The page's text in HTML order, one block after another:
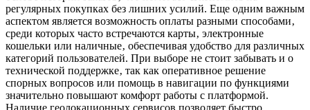
регулярных покупках без лишних усилий. Еще одним важным
аспектом является возможность оплаты разными способами‚
среди которых часто встречаются карты‚ электронные
кошельки или наличные‚ обеспечивая удобство для различных
категорий пользователей. При выборе не стоит забывать и о
технической поддержке‚ так как оперативное решение
спорных вопросов или помощь в навигации по функциями
значительно повышают комфорт работы с платформой.
Наличие геолокационных сервисов позволяет быстро